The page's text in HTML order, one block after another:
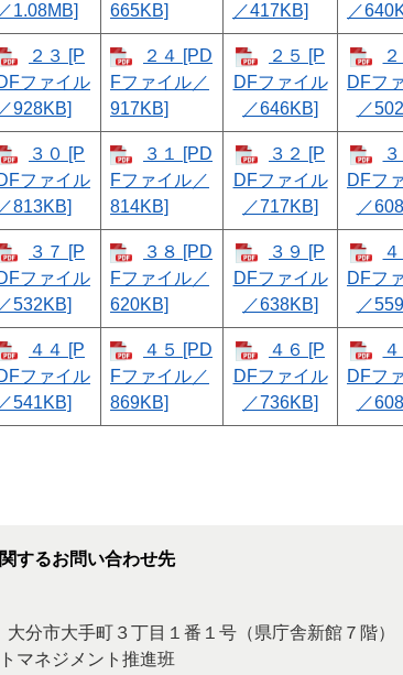
／1.08MB]
665KB]
／417KB]
／
２３ [P
ファイル
／928KB]
２４ [PD
Fファイル／
917KB]
２５ [P
DFファイル
／646KB]
DFフ
／
３０ [P
ファイル
／813KB]
３１ [PD
Fファイル／
814KB]
３２ [P
DFファイル
／717KB]
DFフ
／
３７ [P
ファイル
／532KB]
３８ [PD
Fファイル／
620KB]
３９ [P
DFファイル
／638KB]
DFフ
／
４４ [P
ファイル
／541KB]
４５ [PD
Fファイル／
869KB]
４６ [P
DFファイル
／736KB]
DFフ
／
するお問い合わせ先
大分市大手町３丁目１番１号（県庁舎新館７階）
マネジメント推進班